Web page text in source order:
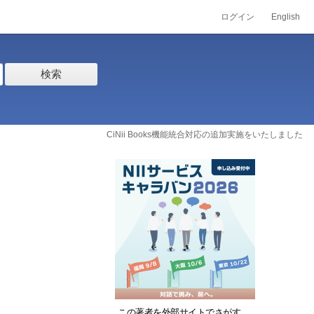
ログイン English
検索
CiNii Books機能統合対応の追加実施をいたしました